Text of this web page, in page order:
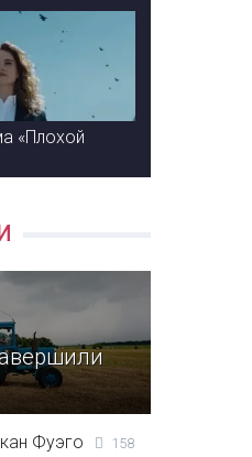
«Плохой
Фуэго 158